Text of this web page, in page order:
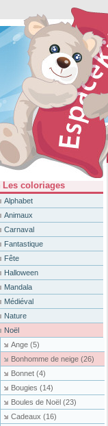
Les coloriages
Alphabet
Animaux
Carnaval
Fantastique
Fête
Halloween
Mandala
Médiéval
Nature
Noël
Ange (5)
Bonhomme de neige (26)
Bonnet (4)
Bougies (14)
Boules de Noël (23)
Cadeaux (16)